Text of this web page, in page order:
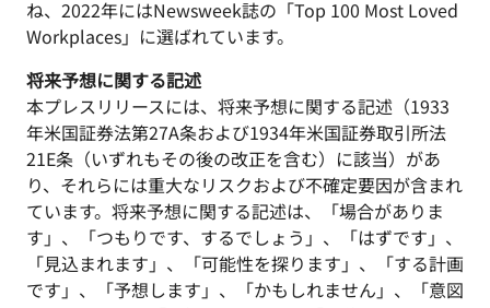
ね、2022年にはNewsweek誌の「Top 100 Most Loved
Workplaces」に選ばれています。
将来予想に関する記述
本プレスリリースには、将来予想に関する記述（1933
年米国証券法第27A条および1934年米国証券取引所法
21E条（いずれもその後の改正を含む）に該当）があ
り、それらには重大なリスクおよび不確定要因が含まれ
ています。将来予想に関する記述は、「場合がありま
す」、「つもりです、するでしょう」、「はずです」、
「見込まれます」、「可能性を探ります」、「する計画
です」、「予想します」、「かもしれません」、「意図